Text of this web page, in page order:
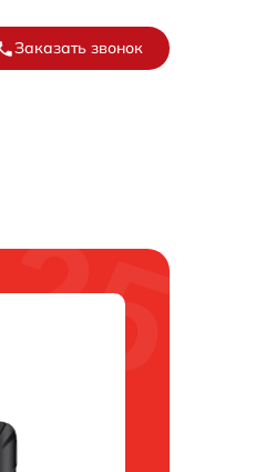
Заказать звонок